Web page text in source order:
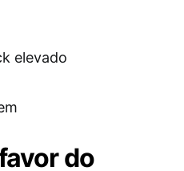
elevado
do